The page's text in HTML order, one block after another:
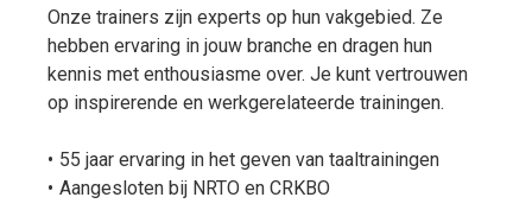
Onze trainers zijn experts op hun vakgebied. Ze
hebben ervaring in jouw branche en dragen hun
kennis met enthousiasme over. Je kunt vertrouwen
op inspirerende en werkgerelateerde trainingen.
55 jaar ervaring in het geven van taaltrainingen
Aangesloten bij NRTO en CRKBO